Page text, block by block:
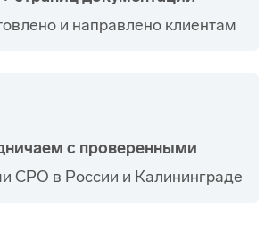
и направлено клиентам
с проверенными
СРО в России и Калининграде